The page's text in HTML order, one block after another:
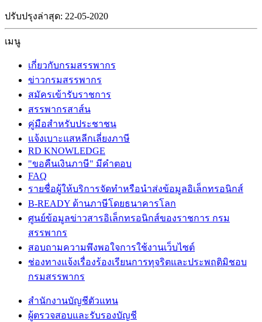
ปรับปรุงล่าสุด: 22-05-2020
เมนู
เกี่ยวกับกรมสรรพากร
ข่าวกรมสรรพากร
สมัครเข้ารับราชการ
สรรพากรสาส์น
คู่มือสำหรับประชาชน
แจ้งเบาะแสหลีกเลี่ยงภาษี
RD KNOWLEDGE
"ขอคืนเงินภาษี" มีคำตอบ
FAQ
รายชื่อผู้ให้บริการจัดทำหรือนำส่งข้อมูลอิเล็กทรอนิกส์
B-READY ด้านภาษีโดยธนาคารโลก
ศูนย์ข้อมูลข่าวสารอิเล็กทรอนิกส์ของราชการ กรม
สรรพากร
สอบถามความพึงพอใจการใช้งานเว็บไซต์
ช่องทางแจ้งเรื่องร้องเรียนการทุจริตและประพฤติมิชอบ
กรมสรรพากร
สำนักงานบัญชีตัวแทน
ผู้ตรวจสอบและรับรองบัญชี